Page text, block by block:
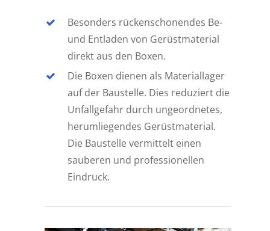
Besonders rückenschonendes Be-
und Entladen von Gerüstmaterial
direkt aus den Boxen.
Die Boxen dienen als Materiallager
auf der Baustelle. Dies reduziert die
Unfallgefahr durch ungeordnetes,
herumliegendes Gerüstmaterial.
Die Baustelle vermittelt einen
sauberen und professionellen
Eindruck.